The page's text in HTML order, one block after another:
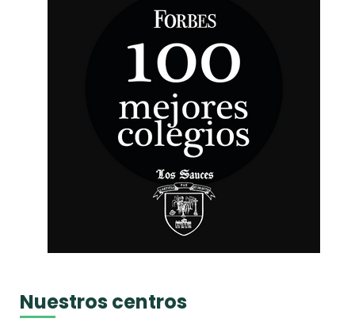
Nuestros centros